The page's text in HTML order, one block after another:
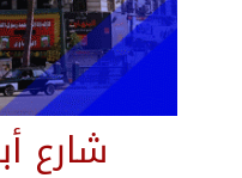
شارع